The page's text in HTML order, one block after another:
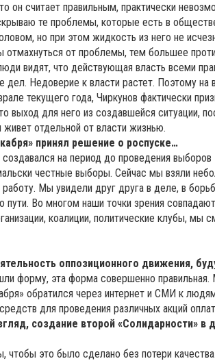
он считает правильным, практически
те проблемы, которые есть в
но при этом жидкость из него не
отмахнуться от проблемы, тем большее
видят, что действующая власть всеми
Недоверие к власти растет. Поэтому на
текущего года, Чиркунов фактически
выход для него из создавшейся ситуации,
отдельной от власти жизнью.
принял решение о роспуске…
на период до проведения
честные выборы. Сейчас мы взяли
Мы увидели друг друга в деле, в
пути. Во многом наши точки зрения
коалиции, политические клубы, мы
оппозиционного движения,
форму, эта форма совершенно
обратился через интернет и СМИ к
для проведения различных акций
создание второй «Солидарности»
чтобы это было сделано без потери